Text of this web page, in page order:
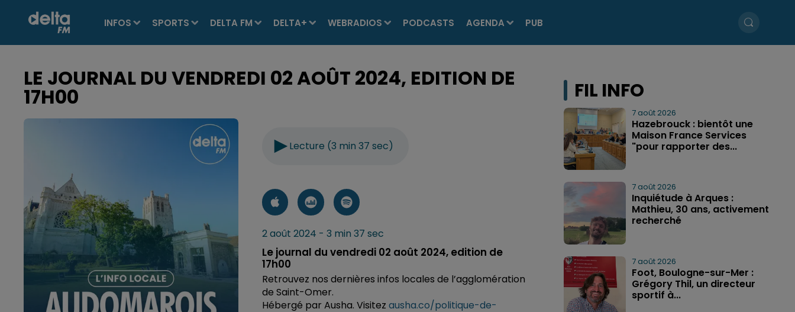
INFOS SPORTS DELTA FM DELTA+ WEBRADIOS PODCASTS AGENDA PUB
LE JOURNAL DU VENDREDI 02 AOÛT 2024, EDITION DE
17H00
Lecture (3 min 37 sec)
2 août 2024 - 3 min 37 sec
Le journal du vendredi 02 août 2024, edition de
17h00
Retrouvez nos dernières infos locales de l’agglomération
de Saint-Omer.
Hébergé par Ausha. Visitez ausha.co/politique-de-
FIL INFO
7 août 2026
Hazebrouck : bientôt une
Maison France Services
"pour rapporter des...
7 août 2026
Inquiétude à Arques :
Mathieu, 30 ans, activement
recherché
7 août 2026
Foot, Boulogne-sur-Mer :
Grégory Thil, un directeur
sportif à...